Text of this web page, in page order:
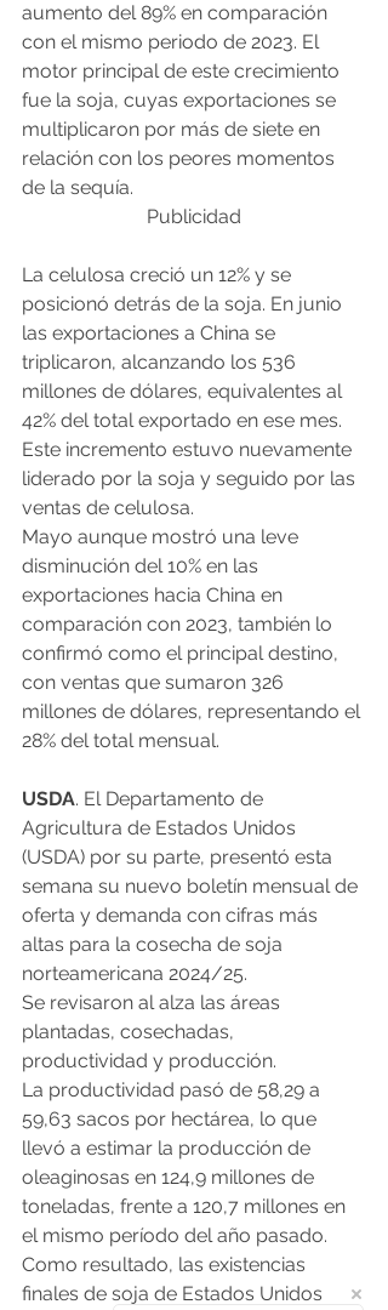
aumento del 89% en comparación
con el mismo periodo de 2023. El
motor principal de este crecimiento
fue la soja, cuyas exportaciones se
multiplicaron por más de siete en
relación con los peores momentos
de la sequía.
Publicidad
La celulosa creció un 12% y se
posicionó detrás de la soja. En junio
las exportaciones a China se
triplicaron, alcanzando los 536
millones de dólares, equivalentes al
42% del total exportado en ese mes.
Este incremento estuvo nuevamente
liderado por la soja y seguido por las
ventas de celulosa.
Mayo aunque mostró una leve
disminución del 10% en las
exportaciones hacia China en
comparación con 2023, también lo
confirmó como el principal destino,
con ventas que sumaron 326
millones de dólares, representando el
28% del total mensual.
USDA. El Departamento de
Agricultura de Estados Unidos
(USDA) por su parte, presentó esta
semana su nuevo boletín mensual de
oferta y demanda con cifras más
altas para la cosecha de soja
norteamericana 2024/25.
Se revisaron al alza las áreas
plantadas, cosechadas,
productividad y producción.
La productividad pasó de 58,29 a
59,63 sacos por hectárea, lo que
llevó a estimar la producción de
oleaginosas en 124,9 millones de
toneladas, frente a 120,7 millones en
el mismo período del año pasado.
Como resultado, las existencias
finales de soja de Estados Unidos